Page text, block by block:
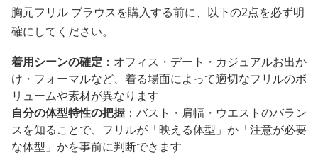
胸元フリル ブラウスを購入する前に、以下の2点を必ず明
確にしてください。
着用シーンの確定 ：オフィス・デート・カジュアルお出か
け・フォーマルなど、着る場面によって適切なフリルのボ
リュームや素材が異なります
自分の体型特性の把握 ：バスト・肩幅・ウエストのバラン
スを知ることで、フリルが「映える体型」か「注意が必要
な体型」かを事前に判断できます